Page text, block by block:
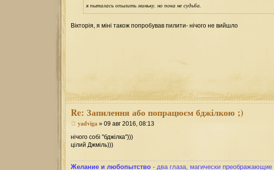
я пыталась опылить миньку, но пока не судьба.
Вікторія, я міні також попробував пилити- нічого не вийшло
Re: Запилення або попрацюєм бджілкою ;)
yadviga » 09 авг 2016, 08:13
нічого собі "бджілка")))
цілий Джміль)))
Желание и любопытство - два глаза, магически преображающие